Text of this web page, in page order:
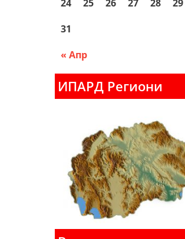
« Апр
24
25 26 27 28 29
31
ИПАРД Региони